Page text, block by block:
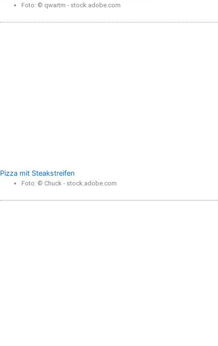
Foto: © qwartm - stock.adobe.com
Pizza mit Steakstreifen
Foto: © Chuck - stock.adobe.com